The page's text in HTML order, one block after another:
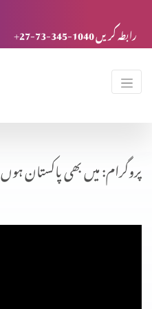
+27-73-345-1040 رابطہ کریں
پروگرام: میں بھی پاکستان ہوں